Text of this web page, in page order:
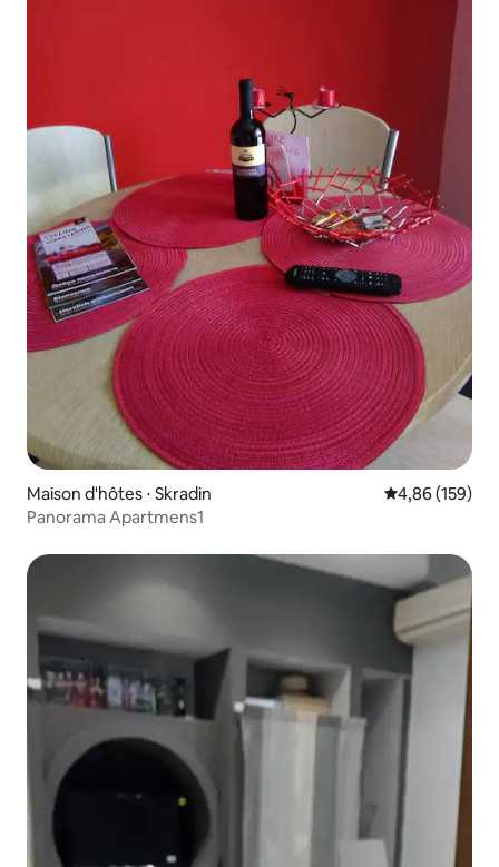
Maison d'hôtes ⋅ Skradin Évaluation
4,86 (159)
Panorama Apartmens1